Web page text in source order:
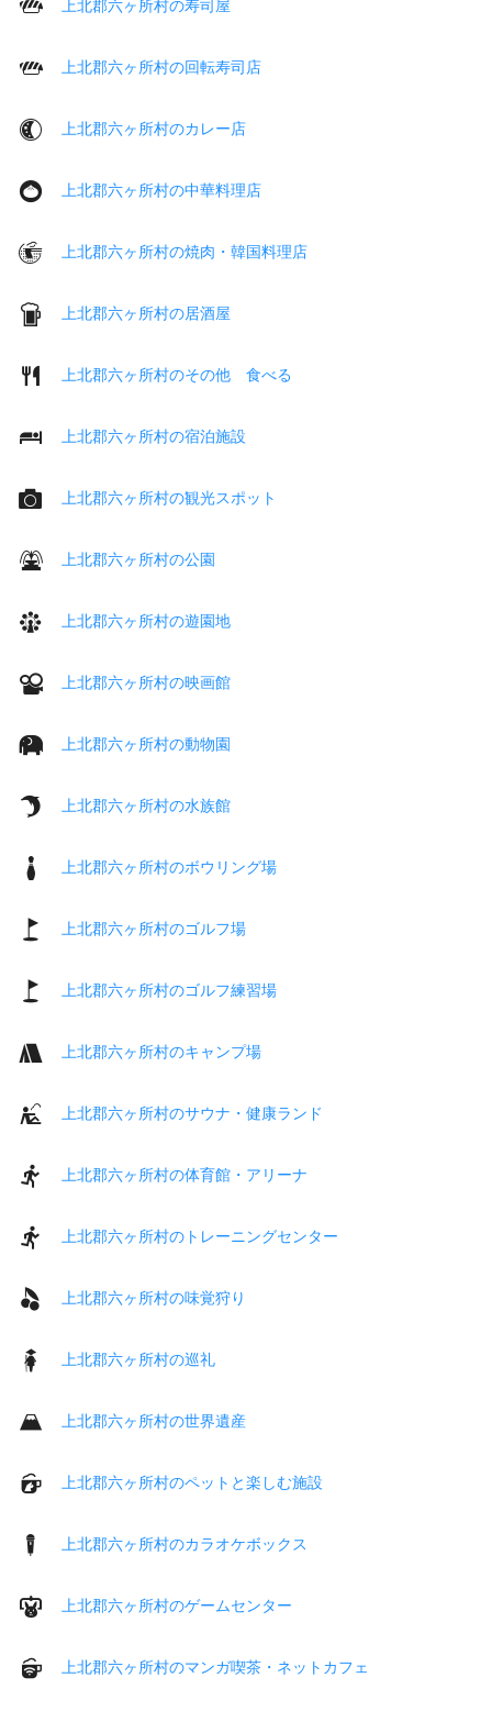
上北郡六ヶ所村の寿司屋
上北郡六ヶ所村の回転寿司店
上北郡六ヶ所村のカレー店
上北郡六ヶ所村の中華料理店
上北郡六ヶ所村の焼肉・韓国料理店
上北郡六ヶ所村の居酒屋
上北郡六ヶ所村のその他 食べる
上北郡六ヶ所村の宿泊施設
上北郡六ヶ所村の観光スポット
上北郡六ヶ所村の公園
上北郡六ヶ所村の遊園地
上北郡六ヶ所村の映画館
上北郡六ヶ所村の動物園
上北郡六ヶ所村の水族館
上北郡六ヶ所村のボウリング場
上北郡六ヶ所村のゴルフ場
上北郡六ヶ所村のゴルフ練習場
上北郡六ヶ所村のキャンプ場
上北郡六ヶ所村のサウナ・健康ランド
上北郡六ヶ所村の体育館・アリーナ
上北郡六ヶ所村のトレーニングセンター
上北郡六ヶ所村の味覚狩り
上北郡六ヶ所村の巡礼
上北郡六ヶ所村の世界遺産
上北郡六ヶ所村のペットと楽しむ施設
上北郡六ヶ所村のカラオケボックス
上北郡六ヶ所村のゲームセンター
上北郡六ヶ所村のマンガ喫茶・ネットカフェ